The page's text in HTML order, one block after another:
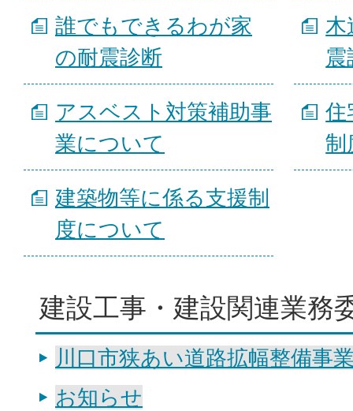
誰でもできるわが家
の耐震診断
木
震
アスベスト対策補助事
業について
住
制
建築物等に係る支援制
度について
建設工事・建設関連業務
川口市狭あい道路拡幅整備事
お知らせ